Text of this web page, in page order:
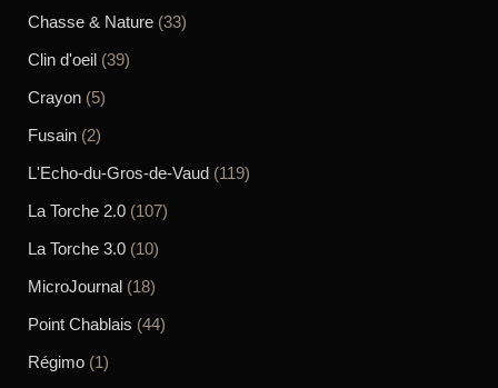
Chasse & Nature (33)
Clin d'oeil (39)
Crayon (5)
Fusain (2)
L'Echo-du-Gros-de-Vaud (119)
La Torche 2.0 (107)
La Torche 3.0 (10)
MicroJournal (18)
Point Chablais (44)
Régimo (1)